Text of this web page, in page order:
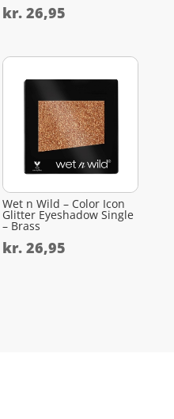
kr. 26,95
Wet n Wild – Color Icon
Glitter Eyeshadow Single
– Brass
kr. 26,95